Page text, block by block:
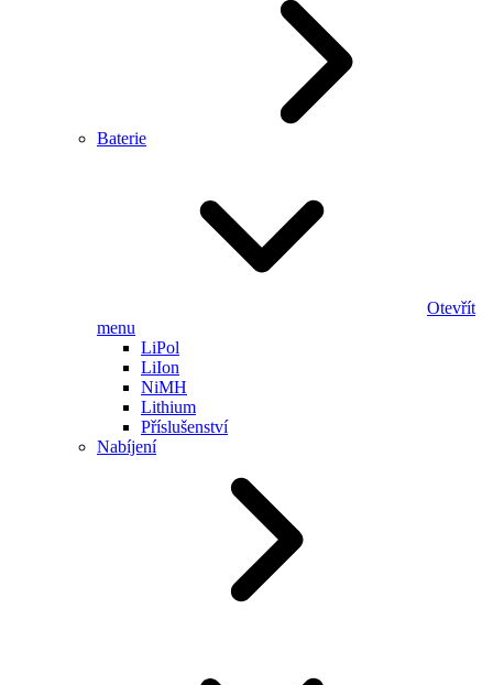
Baterie
Otevřít
menu
LiPol
LiIon
NiMH
Lithium
Příslušenství
Nabíjení